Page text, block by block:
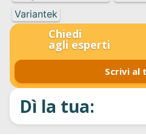
Variantek
Chiedi
agli esperti
Scrivi al
Dì la tua: